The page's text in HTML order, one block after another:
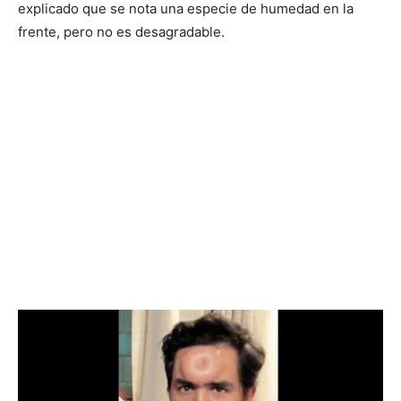
explicado que se nota una especie de humedad en la
frente, pero no es desagradable.